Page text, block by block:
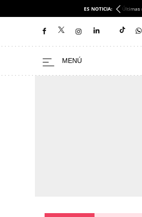
ES NOTICIA: Últimas